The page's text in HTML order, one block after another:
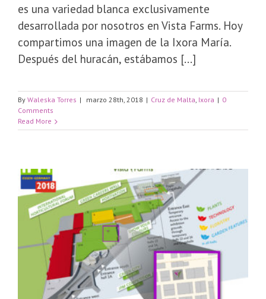
es una variedad blanca exclusivamente
desarrollada por nosotros en Vista Farms. Hoy
compartimos una imagen de la Ixora María.
Después del huracán, estábamos [...]
By Waleska Torres | marzo 28th, 2018 | Cruz de Malta Ixora | 0
Comments
Read More